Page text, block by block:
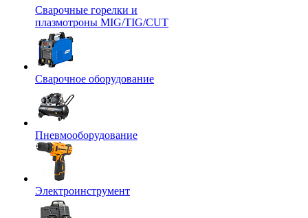
Сварочные горелки и
плазмотроны MIG/TIG/CUT
Сварочное оборудование
Пневмооборудование
Электроинструмент